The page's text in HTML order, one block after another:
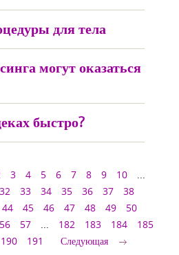
для тела
могут оказаться
быстро?
3 4 5 6 7 8 9 10
...
32 33 34 35 36 37
38
44 45 46 47 48 49
50
56 57 ... 182 183 184
185
190 191 Следующая